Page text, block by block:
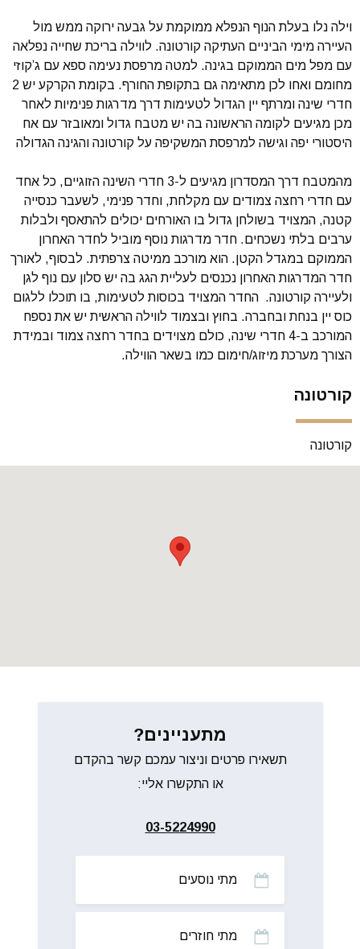
וילה נלו בעלת הנוף הנפלא ממוקמת על גבעה ירוקה ממש מול
העיירה מימי הביניים העתיקה קורטונה. לווילה בריכת שחייה נפלאה
עם מפל מים הממוקם בגינה. למטה מרפסת נעימה ספא עם ג’קוזי
מחומם ואחו לכן מתאימה גם בתקופת החורף. בקומת הקרקע יש 2
חדרי שינה ומרתף יין הגדול לטעימות דרך מדרגות פנימיות לאחר
מכן מגיעים לקומה הראשונה בה יש מטבח גדול ומאובזר עם אח
היסטורי יפה וגישה למרפסת המשקיפה על קורטונה והגינה הגדולה
מהמטבח דרך המסדרון מגיעים ל-3 חדרי השינה הזוגיים, כל אחד
עם חדרי רחצה צמודים עם מקלחת, וחדר פנימי, לשעבר כנסייה
קטנה, המצויד בשולחן גדול בו האורחים יכולים להתאסף ולבלות
ערבים בלתי נשכחים. חדר מדרגות נוסף מוביל לחדר האחרון
הממוקם במגדל הקטן. הוא מורכב ממיטה צרפתית. לבסוף, לאורך
חדר המדרגות האחרון נכנסים לעליית הגג בה יש סלון עם נוף לגן
ולעיירה קורטונה. החדר המצויד בכוסות לטעימות, בו תוכלו ללגום
כוס יין בנחת ובחברה. בחוץ ובצמוד לווילה הראשית יש את נספח
המורכב ב-4 חדרי שינה, כולם מצוידים בחדר רחצה צמוד ובמידת
הצורך מערכת מיזוג/חימום כמו בשאר הווילה.
קורטונה
קורטונה
מתעניינים?
תשאירו פרטים וניצור עמכם קשר בהקדם
או התקשרו אליי:
03-5224990